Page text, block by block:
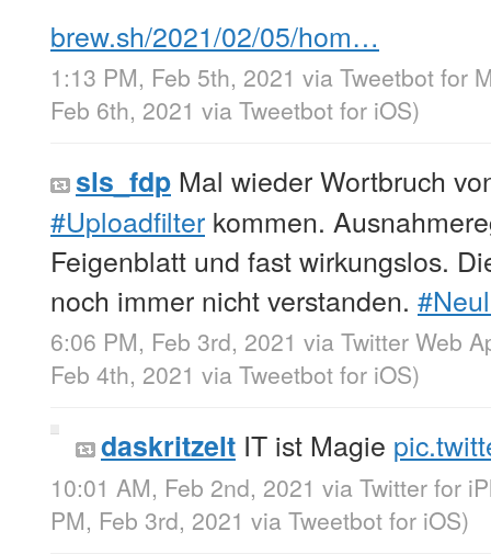
brew.sh/2021/02/05/hom…
1:13 PM, Feb 5th, 2021 via Tweetbot for
Feb 6th, 2021 via Tweetbot for iΟS)
sls_fdp Mal wieder Wortbruch
#Uploadfilter kommen.
Feigenblatt und fast wirkungslos.
noch immer nicht verstanden.
6:06 PM, Feb 3rd, 2021 via Twitter Web
Feb 4th, 2021 via Tweetbot for iΟS)
daskritzelt IT ist Magie
10:01 AM, Feb 2nd, 2021 via Twitter for
PM, Feb 3rd, 2021 via Tweetbot for iΟS)